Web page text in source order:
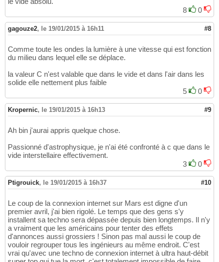
8
0
gagouze2, le 19/01/2015 à 16h11 #8
Comme toute les ondes la lumière à une vitesse qui est fonction
du milieu dans lequel elle se déplace.
la valeur C n'est valable que dans le vide et dans l'air dans les
solide elle nettement plus faible
5
0
Kropernic, le 19/01/2015 à 16h13 #9
Ah bin j'aurai appris quelque chose.
Passionné d'astrophysique, je n'ai été confronté à c que dans le
vide interstellaire effectivement.
3
0
Ptigrouick, le 19/01/2015 à 16h37 #10
Le coup de la connexion internet sur Mars est digne d'un
premier avril, j'ai bien rigolé. Le temps que des gens s'y
installent sa techno sera dépassée depuis bien longtemps. Il n'y
a vraiment que les américains pour tenter des effets
d'annonces aussi grossiers ! Sinon pas mal aussi le coup de
vouloir regrouper tous les ingénieurs au même endroit. C'est
vrai qu'avec une techno de connexion internet à ultra haut-débit